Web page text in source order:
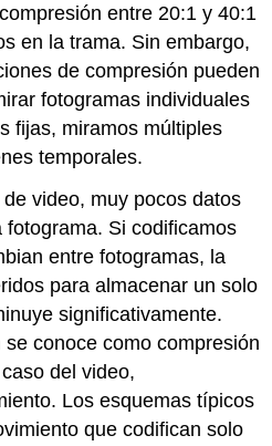
entre 20:1 y 40:1
en la trama. Sin embargo,
de compresión pueden
fotogramas individuales
fijas, miramos múltiples
temporales.
video, muy pocos datos
Si codificamos
entre fotogramas, la
para almacenar un solo
significativamente.
conoce como compresión
del video,
Los esquemas típicos
que codifican solo